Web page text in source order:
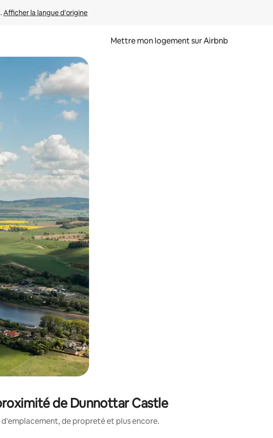
Afficher la langue d'origine
Mettre mon logement sur Airbnb
et en faisant glisser.
de Dunnottar Castle
d'emplacement, de propreté et plus encore.